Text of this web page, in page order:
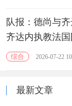
队报：德尚与
齐达内执教法国
综合 2026-07-22
最新文章